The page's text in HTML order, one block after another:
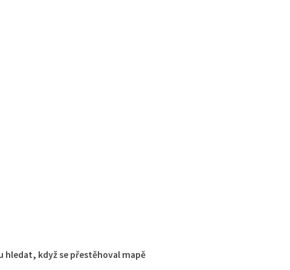
hledat, když se přestěhoval mapě